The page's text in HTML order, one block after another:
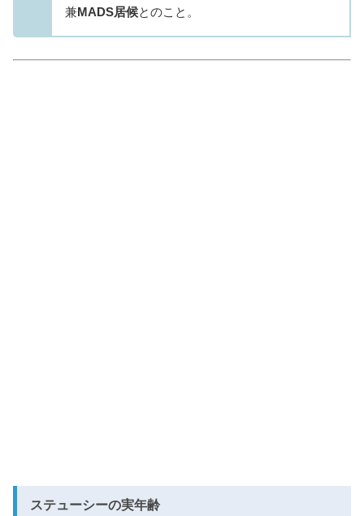
兼MADS居候とのこと。
ステューシーの実年齢